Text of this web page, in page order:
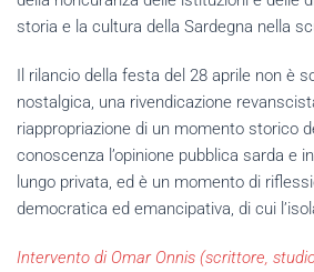
storia e la cultura della Sardegna nella
Il rilancio della festa del 28 aprile non è
nostalgica, una rivendicazione
riappropriazione di un momento storico
conoscenza l’opinione pubblica sarda e
lungo privata, ed è un momento di
democratica ed emancipativa, di cui
Intervento di Omar Onnis (scrittore,